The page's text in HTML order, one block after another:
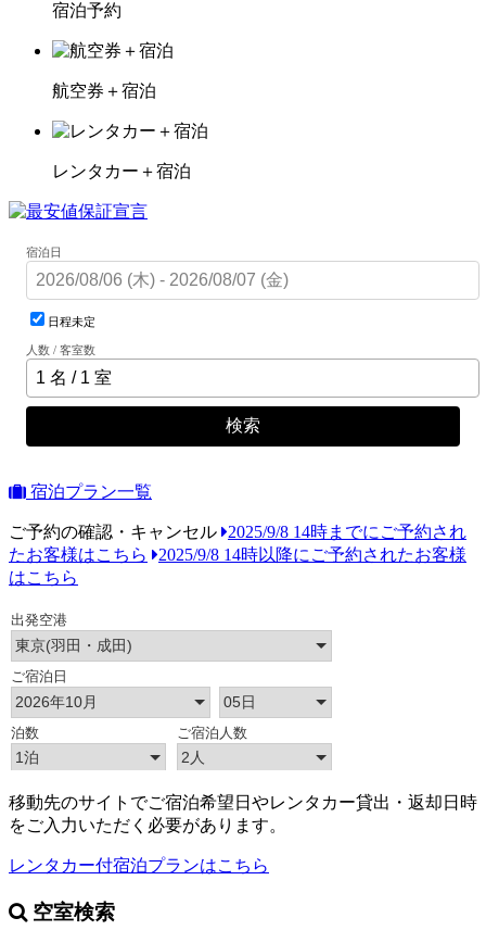
宿泊予約
航空券＋宿泊
レンタカー＋宿泊
宿泊日
日程未定
人数 / 客室数
検索
宿泊プラン一覧
ご予約の確認・キャンセル
2025/9/8 14時までにご予約され
たお客様はこちら
2025/9/8 14時以降にご予約されたお客様
はこちら
移動先のサイトでご宿泊希望日やレンタカー貸出・返却日時
をご入力いただく必要があります。
レンタカー付宿泊プランはこちら
空室検索